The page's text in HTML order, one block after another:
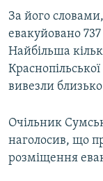
Усі сайти RFE/
За його
евакуйовано 737
Найбільша
вивезли
Очільник
наголосив, що
розміщення